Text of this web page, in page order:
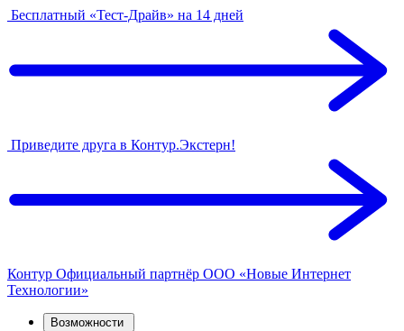
Бесплатный «Тест-Драйв» на 14 дней
Приведите друга в Контур.Экстерн!
Контур Официальный партнёр ООО «Новые Интернет
Технологии»
Возможности